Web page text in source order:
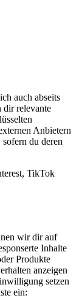
auch abseits
dir relevante
Anbietern
du deren
TikTok
wir dir auf
Inhalte
Produkte
anzeigen
setzen
ein: